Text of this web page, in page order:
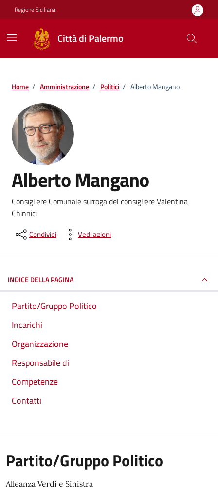
Vai ai contenuti
Vai al footer
Regione Siciliana
Città di Palermo
Home / Amministrazione / Politici / Alberto Mangano
Alberto Mangano
Consigliere Comunale surroga del consigliere Valentina
Chinnici
Condividi Vedi azioni
INDICE DELLA PAGINA
Partito/Gruppo Politico
Incarichi
Organizzazione
Responsabile di
Competenze
Contatti
Partito/Gruppo Politico
Alleanza Verdi e Sinistra